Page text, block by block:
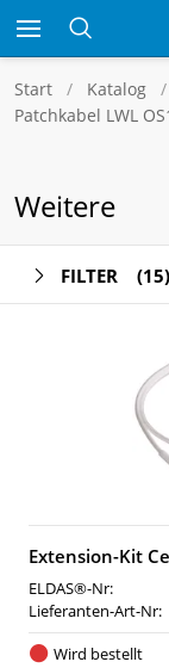
Start Katalog
Patchkabel LWL
Weitere
FILTER (15)
Extension-Kit
ELDAS®-Nr:
Lieferanten-Art-Nr:
Wird bestellt